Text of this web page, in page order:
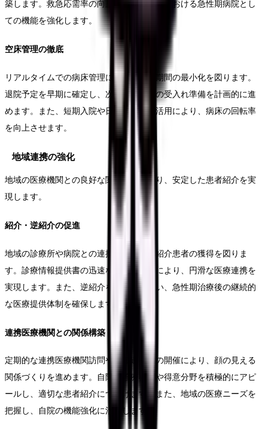
築します。救急応需率の向上により、地域における急性期病院とし
ての機能を強化します。
空床管理の徹底
リアルタイムでの病床管理により、空床期間の最小化を図ります。
退院予定を早期に確定し、次の入院患者の受入れ準備を計画的に進
めます。また、短期入院や日帰り手術の活用により、病床の回転率
を向上させます。
地域連携の強化
地域の医療機関との良好な関係構築により、安定した患者紹介を実
現します。
紹介・逆紹介の促進
地域の診療所や病院との連携を強化し、紹介患者の獲得を図りま
す。診療情報提供書の迅速な作成と送付により、円滑な医療連携を
実現します。また、逆紹介を積極的に行い、急性期治療後の継続的
な医療提供体制を確保します。
連携医療機関との関係構築
定期的な連携医療機関訪問や地域連携会の開催により、顔の見える
関係づくりを進めます。自院の診療機能や得意分野を積極的にアピ
ールし、適切な患者紹介につなげます。また、地域の医療ニーズを
把握し、自院の機能強化に活かします。